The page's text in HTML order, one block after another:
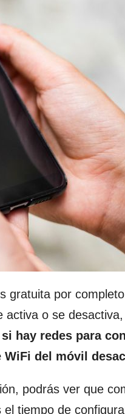
gratuita por
o se
si hay redes para
WiFi del móvil
podrás ver que
tiempo de